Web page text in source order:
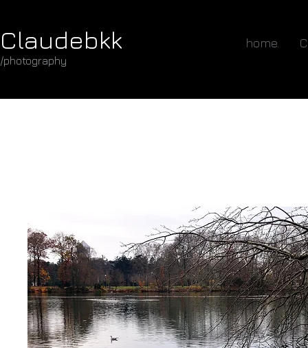
Claudebkk
/photography
home.